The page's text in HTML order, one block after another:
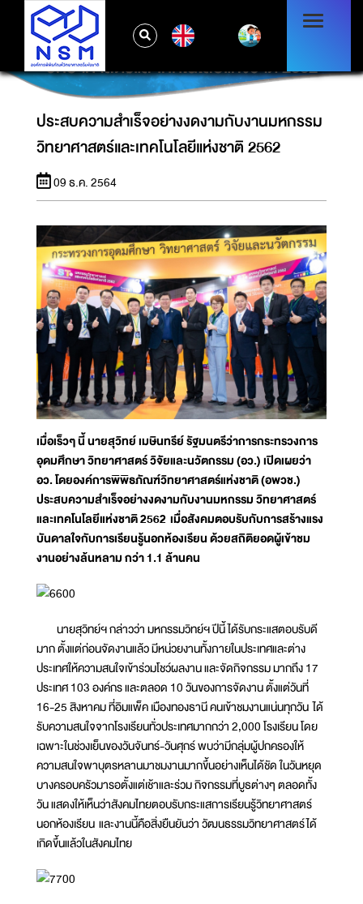
ประสบความสำเร็จอย่างงดงามกับงานมหกรรม
วิทยาศาสตร์และเทคโนโลยีแห่งชาติ 2562
ประสบความสำเร็จอย่างงดงามกับงานมหกรรม
วิทยาศาสตร์และเทคโนโลยีแห่งชาติ 2562
09 ธ.ค. 2564
เมื่อเร็วๆ นี้ นายสุวิทย์ เมษินทรีย์ รัฐมนตรีว่าการกระทรวงการ
อุดมศึกษา วิทยาศาสตร์ วิจัยและนวัตกรรม (อว.) เปิดเผยว่า
อว. โดยองค์การพิพิธภัณฑ์วิทยาศาสตร์แห่งชาติ (อพวช.)
ประสบความสำเร็จอย่างงดงามกับงานมหกรรม วิทยาศาสตร์
และเทคโนโลยีแห่งชาติ 2562 เมื่อสังคมตอบรับกับการสร้างแรง
บันดาลใจกับการเรียนรู้นอกห้องเรียน ด้วยสถิติยอดผู้เข้าชม
งานอย่างล้นหลาม กว่า 1.1 ล้านคน
นายสุวิทย์ฯ กล่าวว่า มหกรรมวิทย์ฯ ปีนี้ ได้รับกระแสตอบรับดี
มาก ตั้งแต่ก่อนจัดงานแล้ว มีหน่วยงานทั้งภายในประเทศและต่าง
ประเทศให้ความสนใจเข้าร่วมโชว์ผลงาน และจัดกิจกรรม มากถึง 17
ประเทศ 103 องค์กร และตลอด 10 วันของการจัดงาน ตั้งแต่วันที่
16-25 สิงหาคม ที่อิมแพ็ค เมืองทองธานี คนเข้าชมงานแน่นทุกวัน ได้
รับความสนใจจากโรงเรียนทั่วประเทศมากกว่า 2,000 โรงเรียน โดย
เฉพาะในช่วงเย็นของวันจันทร์-วันศุกร์ พบว่ามีกลุ่มผู้ปกครองให้
ความสนใจพาบุตรหลานมาชมงานมากขึ้นอย่างเห็นได้ชัด ในวันหยุด
บางครอบครัวมารอตั้งแต่เช้าและร่วม กิจกรรมที่บูธต่างๆ ตลอดทั้ง
วัน แสดงให้เห็นว่าสังคมไทยตอบรับกระแสการเรียนรู้วิทยาศาสตร์
นอกห้องเรียน และงานนี้คือสิ่งยืนยันว่า วัฒนธรรมวิทยาศาสตร์ได้
เกิดขึ้นแล้วในสังคมไทย